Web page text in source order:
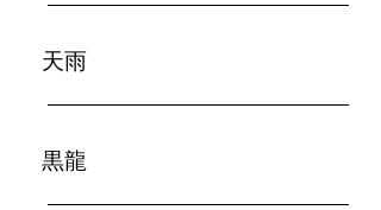
天雨
黒龍